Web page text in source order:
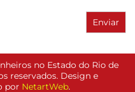
no Estado do Rio de
reservados. Design e
por NetartWeb.